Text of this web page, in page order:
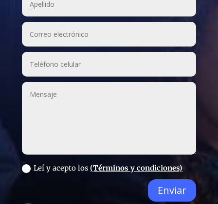
Leí y acepto los(Términos y condiciones)
Enviar